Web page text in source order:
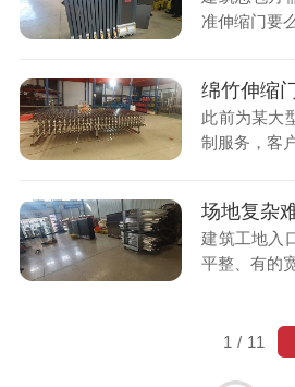
准伸缩门要
此前为某大
制服务，客
建筑工地入
平整、有的
1 / 11